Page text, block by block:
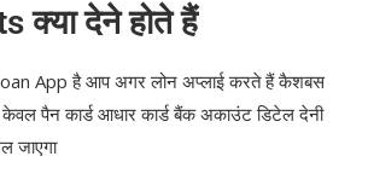
क्या देने होते हैं
App है आप अगर लोन अप्लाई करते हैं कैशबस
पैन कार्ड आधार कार्ड बैंक अकाउंट डिटेल देनी
जाएगा